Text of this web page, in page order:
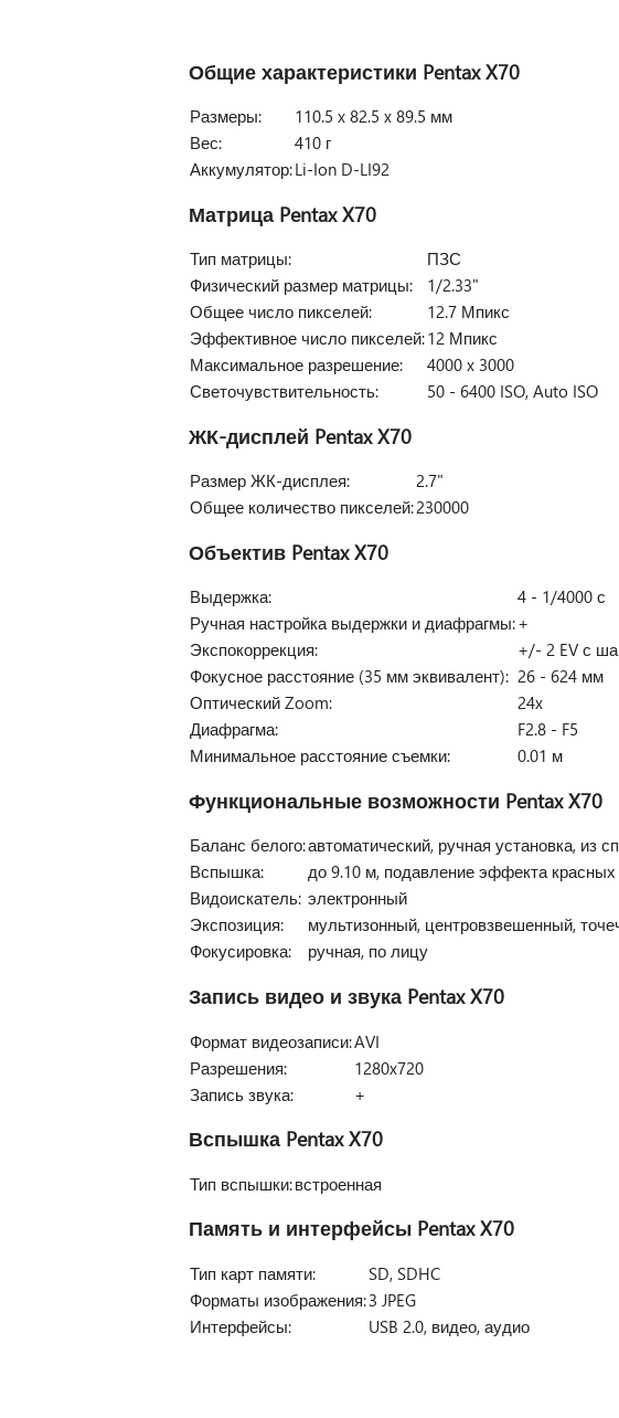
Общие характеристики Pentax X70
Размеры:
110.5 x 82.5 x 89.5 мм
Вес:
410 г
Аккумулятор:Li-Ion D-LI92
Матрица Pentax X70
Тип матрицы:
ПЗС
Физический размер матрицы:
1/2.33"
Общее число пикселей:
12.7 Мпикс
Эффективное число пикселей:12 Мпикс
Максимальное разрешение:
4000 x 3000
Светочувствительность:
50 - 6400 ISO, Auto ISO
ЖК-дисплей Pentax X70
Размер ЖК-дисплея:
2.7"
Общее количество пикселей:230000
Объектив Pentax X70
Выдержка:
4 - 1/4000 с
Ручная настройка выдержки и диафрагмы:+
Экспокоррекция:
+/- 2 EV с
Фокусное расстояние (35 мм эквивалент): 26 - 624 мм
Оптический Zoom:
24x
Диафрагма:
F2.8 - F5
Минимальное расстояние съемки:
0.01 м
Функциональные возможности Pentax X70
Баланс белого:автоматический, ручная установка, из
Вспышка:
до 9.10 м, подавление эффекта красных
Видоискатель: электронный
Экспозиция:
мультизонный, центровзвешенный,
Фокусировка:
ручная, по лицу
Запись видео и звука Pentax X70
Формат видеозаписи:AVI
Разрешения:
1280x720
Запись звука:
+
Вспышка Pentax X70
Тип вспышки:встроенная
Память и интерфейсы Pentax X70
Тип карт памяти:
SD, SDHC
Форматы изображения:3 JPEG
Интерфейсы:
USB 2.0, видео, аудио